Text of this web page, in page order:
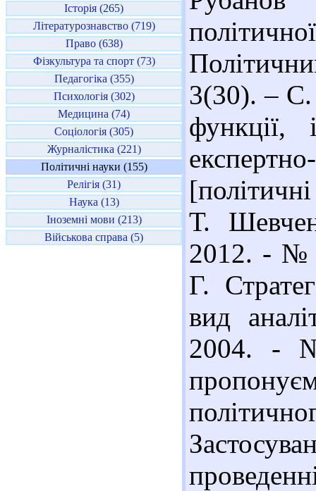
Історія (265)
Літературознавство (719)
Право (638)
Фізкультура та спорт (73)
Педагогіка (355)
Психологія (302)
Медицина (74)
Соціологія (305)
Журналістика (221)
Політичні науки (155)
Релігія (31)
Наука (13)
Іноземні мови (213)
Військова справа (5)
3(30). – С.
функції,
Т.
2012. - №
Г.
вид
2004. -